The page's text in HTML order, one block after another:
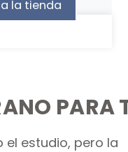
la tienda
PARA
el estudio, pero la